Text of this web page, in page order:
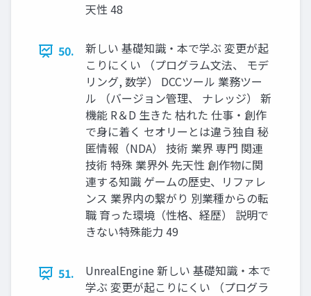
天性 48
50.
新しい 基礎知識・本で学ぶ 変更が起
こりにくい （プログラム文法、 モデ
リング, 数学） DCCツール 業務ツー
ル （バージョン管理、 ナレッジ） 新
機能 R＆D 生きた 枯れた 仕事・創作
で身に着く セオリーとは違う独自 秘
匿情報（NDA） 技術 業界 専門 関連
技術 特殊 業界外 先天性 創作物に関
連する知識 ゲームの歴史、リファレ
ンス 業界内の繋がり 別業種からの転
職 育った環境（性格、経歴） 説明で
きない特殊能力 49
51.
UnrealEngine 新しい 基礎知識・本で
学ぶ 変更が起こりにくい （プログラ